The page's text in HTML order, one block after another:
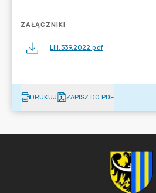
ZAŁĄCZNIKI
LIII.339.2022.pdf
DRUKUJ ZAPISZ DO PDF